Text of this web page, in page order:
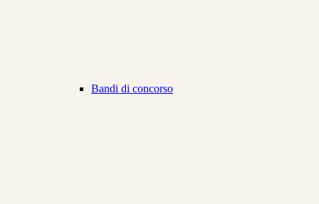
Bandi di concorso